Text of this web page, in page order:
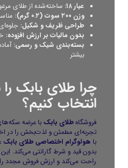
عیار ۱۸:
ساخته‌شده از طلای
وزن ۲۰۰ سوت (۰.۲ گرم):
طراحی ظریف و شکیل:
بدون مالیات بر ارزش افزوده:
بسته‌بندی شیک و رسمی:
بیشتر
چرا طلای بابک
انتخاب کنیم؟
فروشگاهطلای بابک با عرضه
تجربه‌ای مطمئن و لذت‌بخش را در
با هولوگرام اختصاصی طلای بابک
بدون قید و شرط گارانتی می‌کند.
راحت می‌کند و ارزش فروش مجدد را